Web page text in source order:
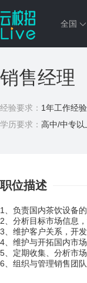
全国
销售经理
经验要求： 1年工作经验
学历要求： 高中/中专以
职位描述
1、负责国内茶饮设备
2、分析目标市场信息
3、维护客户关系，开
4、维护与开拓国内市
5、定期收集、分析市
6、组织与管理销售团